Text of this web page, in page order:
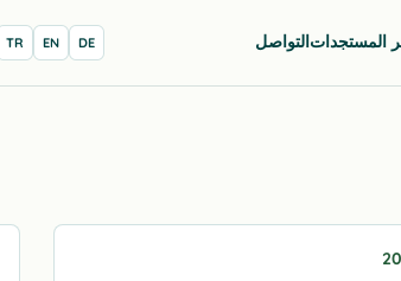
المستجداتالتواصل DE
EN
TR